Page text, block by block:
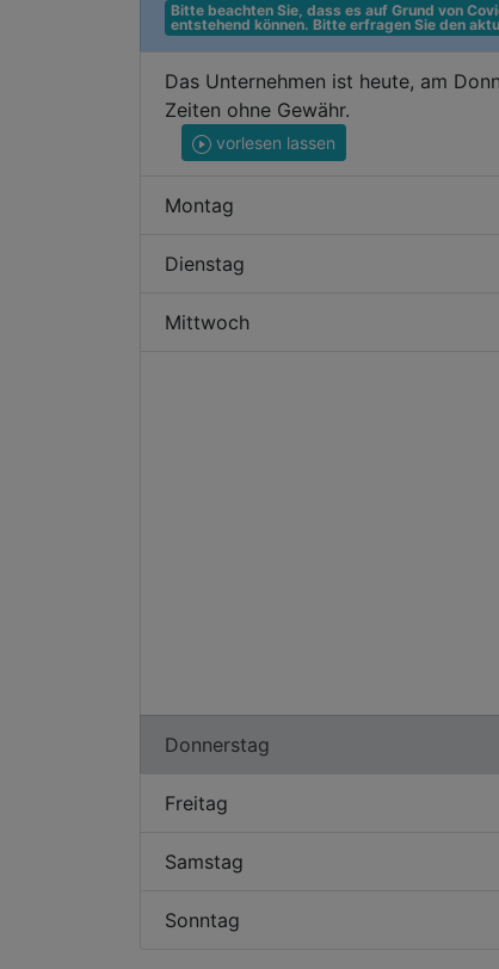
Bitte beachten Sie, dass es auf Grund von
entstehend können. Bitte erfragen Sie den
Das Unternehmen ist heute, am
Zeiten ohne Gewähr.
vorlesen lassen
Montag
Dienstag
Mittwoch
Donnerstag
Freitag
Samstag
Sonntag